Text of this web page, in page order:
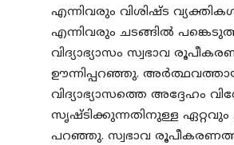
എന്നിവരും വിശിഷ്ട
എന്നിവരും ചടങ്ങിൽ
വിദ്യാഭ്യാസം സ്വഭാവ
ഊന്നിപ്പറഞ്ഞു.
വിദ്യാഭ്യാസത്തെ അദ്ദേഹം
സൃഷ്ടിക്കുന്നതിനുള്ള ഏറ്റവും
പറഞ്ഞു. സ്വഭാവ